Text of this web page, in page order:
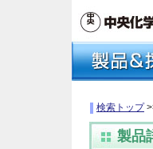
検索トップ
製品